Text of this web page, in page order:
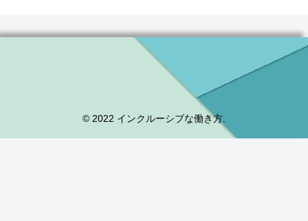
© 2022 インクルーシブな働き方.